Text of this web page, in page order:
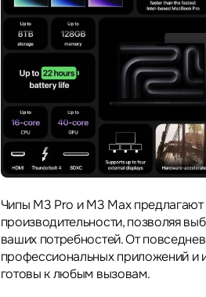
Чипы M3 Pro и M3 Max
производительности, позволяя
ваших потребностей. От
профессиональных приложений и
готовы к любым вызовам.